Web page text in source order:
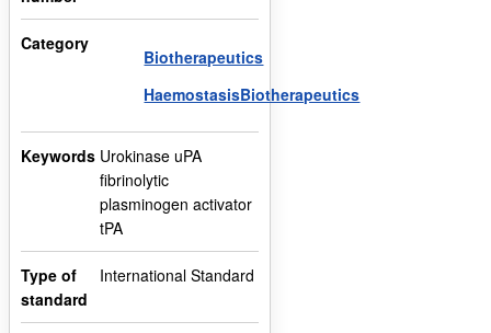
Category
Biotherapeutics
HaemostasisBiotherapeutics
Keywords Urokinase uPA
fibrinolytic
plasminogen activator
tPA
Type of
standard
International Standard